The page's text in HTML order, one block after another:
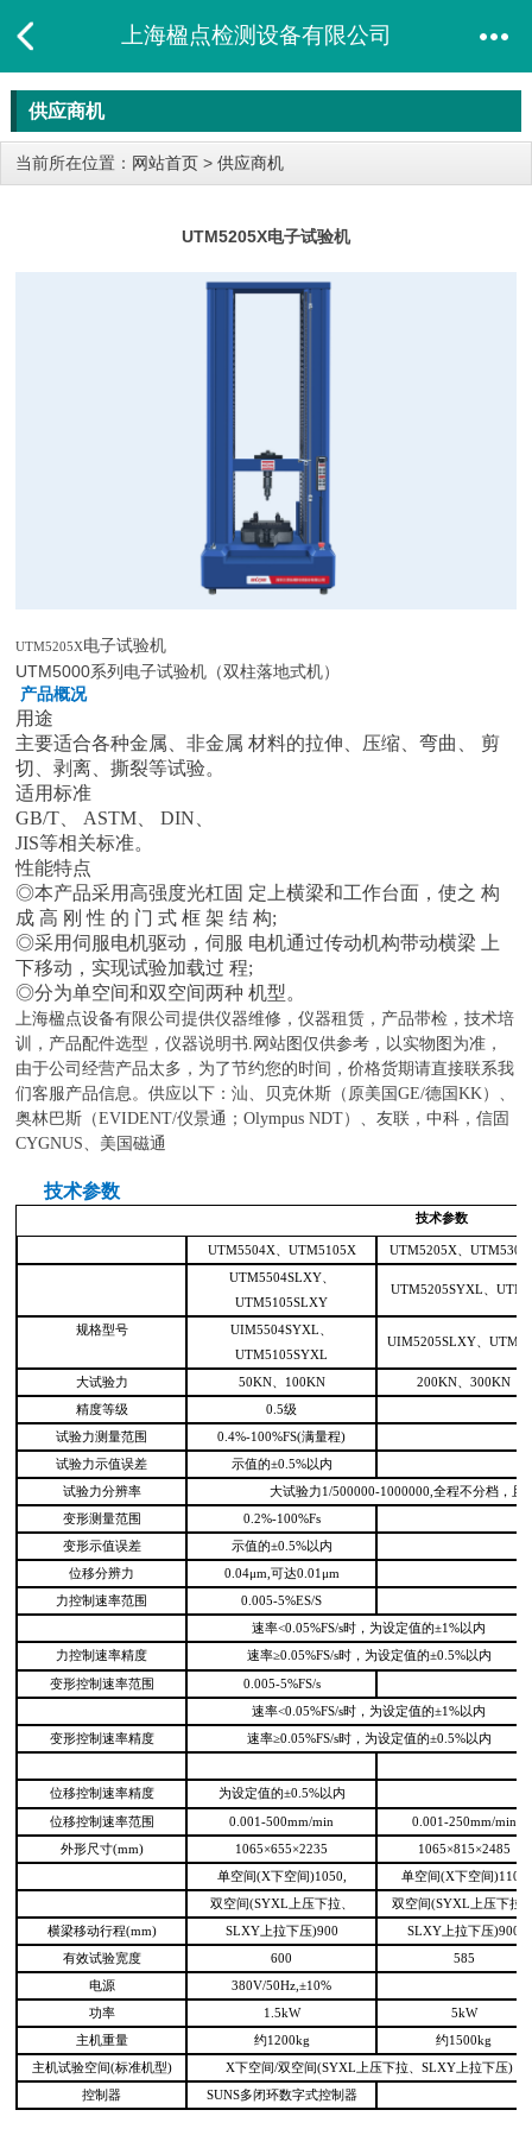
上海楹点检测设备有限公司
供应商机
当前所在位置： 网站首页 > 供应商机
UTM5205X电子试验机
UTM5205X电子试验机
UTM5000系列电子试验机（双柱落地式机）
产品概况
用途
主要适合各种金属、非金属 材料的拉伸、压缩、弯曲、 剪
切、剥离、撕裂等试验。
适用标准
GB/T、 ASTM、 DIN、
JIS等相关标准。
性能特点
◎本产品采用高强度光杠固 定上横梁和工作台面，使之 构
成 高 刚 性 的 门 式 框 架 结 构;
◎采用伺服电机驱动，伺服 电机通过传动机构带动横梁 上
下移动，实现试验加载过 程;
◎分为单空间和双空间两种 机型。
上海楹点设备有限公司提供仪器维修，仪器租赁，产品带检，技术培
训，产品配件选型，仪器说明书.网站图仅供参考，以实物图为准，
由于公司经营产品太多，为了节约您的时间，价格货期请直接联系我
们客服产品信息。供应以下：汕、贝克休斯（原美国GE/德国KK）、
奥林巴斯（EVIDENT/仪景通；Olympus NDT）、友联，中科，信固
CYGNUS、美国磁通
技术参数
技术参数
UTM5504X、UTM5105X UTM5205X、
UTM5504SLXY、
UTM5105SLXY
UTM5205SYXL、
规格型号
UIM5504SYXL、
UTM5105SYXL
UIM5205SLXY、
大试验力 50KN、100KN 200KN、300KN
精度等级 0.5级
试验力测量范围 0.4%-100%FS(满量程)
试验力示值误差 示值的±0.5%以内
试验力分辨率 大试验力1/500000-1000000,全程不分档，且
变形测量范围 0.2%-100%Fs
变形示值误差 示值的±0.5%以内
位移分辨力 0.04μm,可达0.01μm
力控制速率范围 0.005-5%ES/S
速率<0.05%FS/s时，为设定值的±1%以内
力控制速率精度 速率≥0.05%FS/s时，为设定值的±0.5%以内
变形控制速率范围 0.005-5%FS/s
速率<0.05%FS/s时，为设定值的±1%以内
变形控制速率精度 速率≥0.05%FS/s时，为设定值的±0.5%以内
位移控制速率精度 为设定值的±0.5%以内
位移控制速率范围 0.001-500mm/min 0.001-250mm/min
外形尺寸(mm) 1065×655×2235 1065×815×2485
单空间(X下空间)1050, 单空间(X下空间)1100
双空间(SYXL上压下拉、 双空间(SYXL上压下拉
横梁移动行程(mm) SLXY上拉下压)900 SLXY上拉下压)900
有效试验宽度 600 585
电源 380V/50Hz,±10%
功率 1.5kW 5kW
主机重量 约1200kg 约1500kg
主机试验空间(标准机型) X下空间/双空间(SYXL上压下拉、SLXY上拉下压)
控制器 SUNS多闭环数字式控制器